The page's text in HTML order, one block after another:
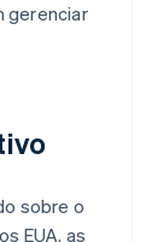
gerenciar
sobre o
EUA, as